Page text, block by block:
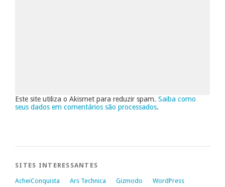
Este site utiliza o Akismet para reduzir spam. Saiba como
seus dados em comentários são processados.
SITES INTERESSANTES
AcheiConquista Ars Technica Gizmodo WordPress